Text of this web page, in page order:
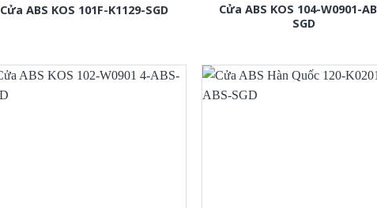
Cửa ABS KOS 101F-K1129-SGD
Cửa ABS KOS 104-W0901-
SGD